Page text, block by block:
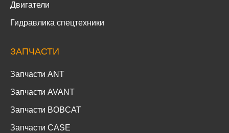
Двигатели
Гидравлика спецтехники
ЗАПЧАСТИ
Запчасти ANT
Запчасти AVANT
Запчасти BOBCAT
Запчасти CASE